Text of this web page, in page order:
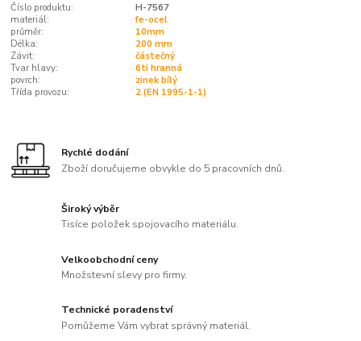
Číslo produktu:
H-7567
materiál:
fe-ocel
průměr:
10mm
Délka:
200 mm
Závit:
částečný
Tvar hlavy:
6ti hranná
povrch:
zinek bílý
Třída provozu:
2 (EN 1995-1-1)
Rychlé dodání
Zboží doručujeme obvykle do 5 pracovních dnů.
Široký výběr
Tisíce položek spojovacího materiálu.
Velkoobchodní ceny
Množstevní slevy pro firmy.
Technické poradenství
Pomůžeme Vám vybrat správný materiál.